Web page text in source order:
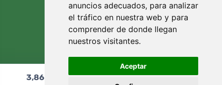
anuncios adecuados, para analizar
el tráfico en nuestra web y para
comprender de donde llegan
nuestros visitantes.
Aceptar
3,86€ Añadir al carrito